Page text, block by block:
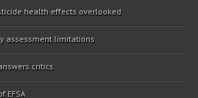
health effects overlooked
assessment limitations
critics
EFSA